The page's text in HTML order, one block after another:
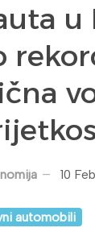
u
10
automobili